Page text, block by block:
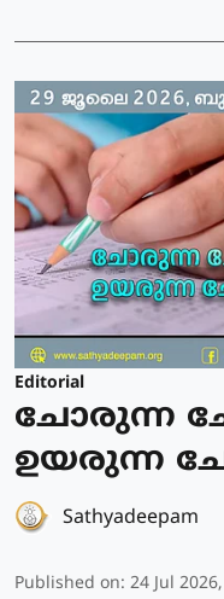
Editorial
ചോരുന്ന
ഉയരുന്ന
Sathyadeepam
Published on: 24 Jul